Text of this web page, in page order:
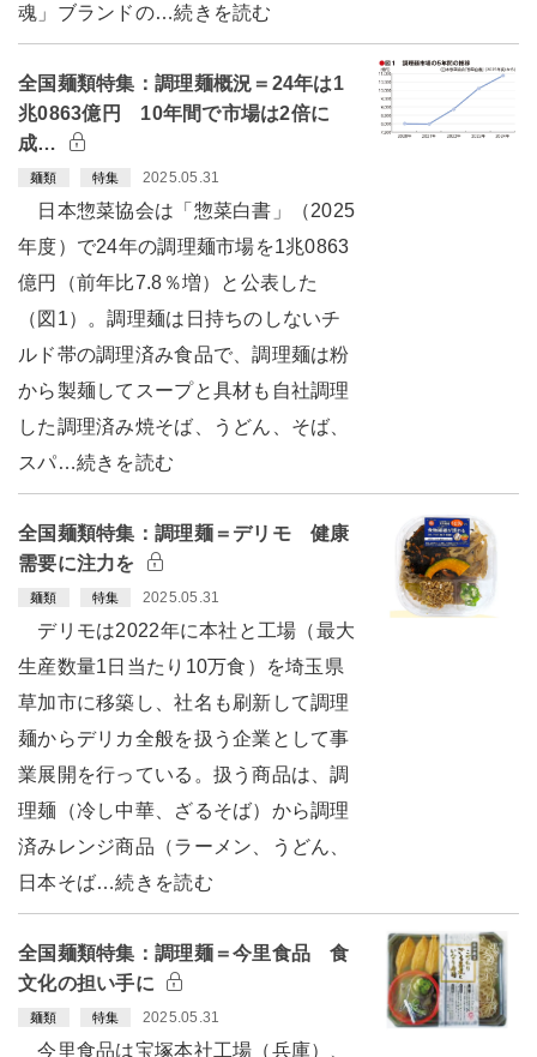
魂」ブランドの…続きを読む
全国麺類特集：調理麺概況＝24年は1
兆0863億円 10年間で市場は2倍に
成…
麺類 特集 2025.05.31
日本惣菜協会は「惣菜白書」（2025
年度）で24年の調理麺市場を1兆0863
億円（前年比7.8％増）と公表した
（図1）。調理麺は日持ちのしないチ
ルド帯の調理済み食品で、調理麺は粉
から製麺してスープと具材も自社調理
した調理済み焼そば、うどん、そば、
スパ…続きを読む
全国麺類特集：調理麺＝デリモ 健康
需要に注力を
麺類 特集 2025.05.31
デリモは2022年に本社と工場（最大
生産数量1日当たり10万食）を埼玉県
草加市に移築し、社名も刷新して調理
麺からデリカ全般を扱う企業として事
業展開を行っている。扱う商品は、調
理麺（冷し中華、ざるそば）から調理
済みレンジ商品（ラーメン、うどん、
日本そば…続きを読む
全国麺類特集：調理麺＝今里食品 食
文化の担い手に
麺類 特集 2025.05.31
今里食品は宝塚本社工場（兵庫）、